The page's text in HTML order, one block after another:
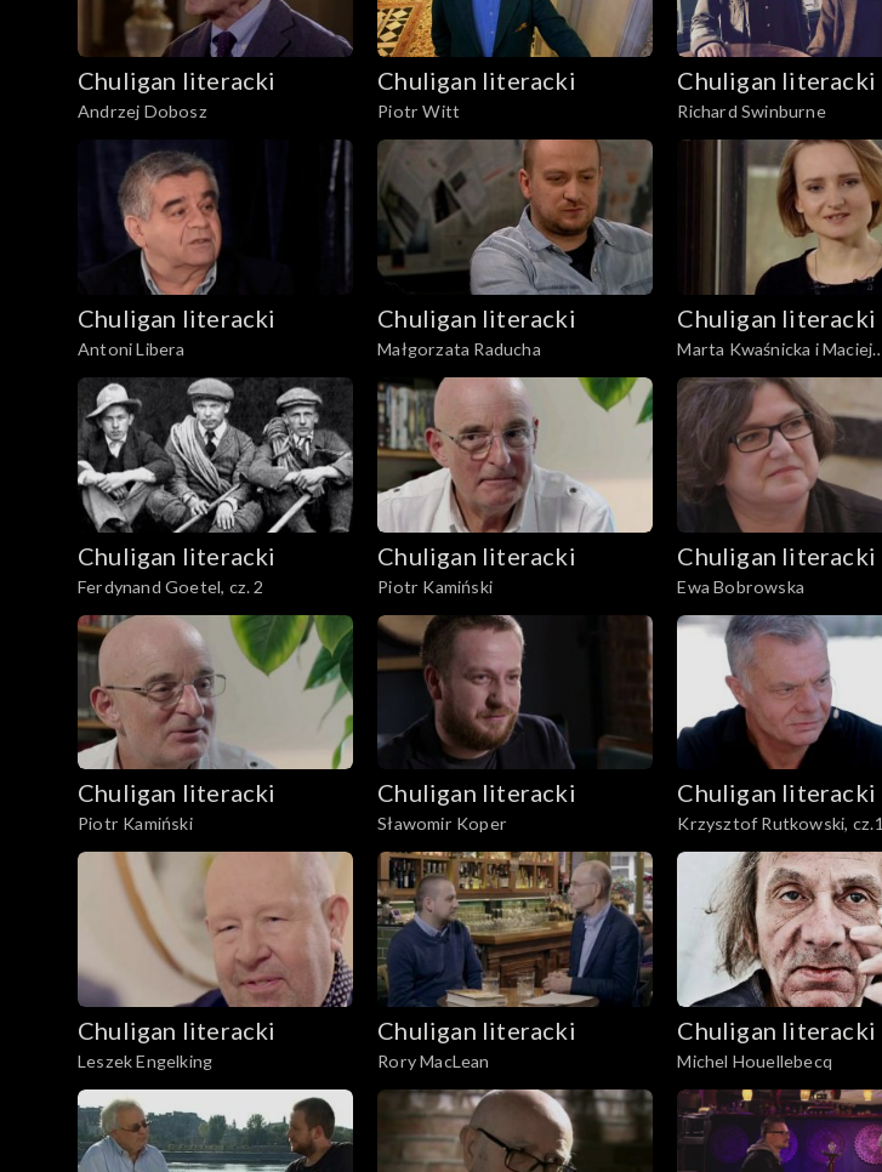
Chuligan literacki
Andrzej Dobosz
Chuligan literacki
Piotr Witt
Chuligan literacki
Richard Swinburne
Chuligan literacki
Antoni Libera
Chuligan literacki
Małgorzata Raducha
Chuligan literacki
Marta Kwaśnicka i Maciej
Urbanowski
Chuligan literacki
Ferdynand Goetel, cz. 2
Chuligan literacki
Piotr Kamiński
Chuligan literacki
Ewa Bobrowska
Chuligan literacki
Piotr Kamiński
Chuligan literacki
Sławomir Koper
Chuligan literacki
Krzysztof Rutkowski, cz.1
Chuligan literacki
Leszek Engelking
Chuligan literacki
Rory MacLean
Chuligan literacki
Michel Houellebecq